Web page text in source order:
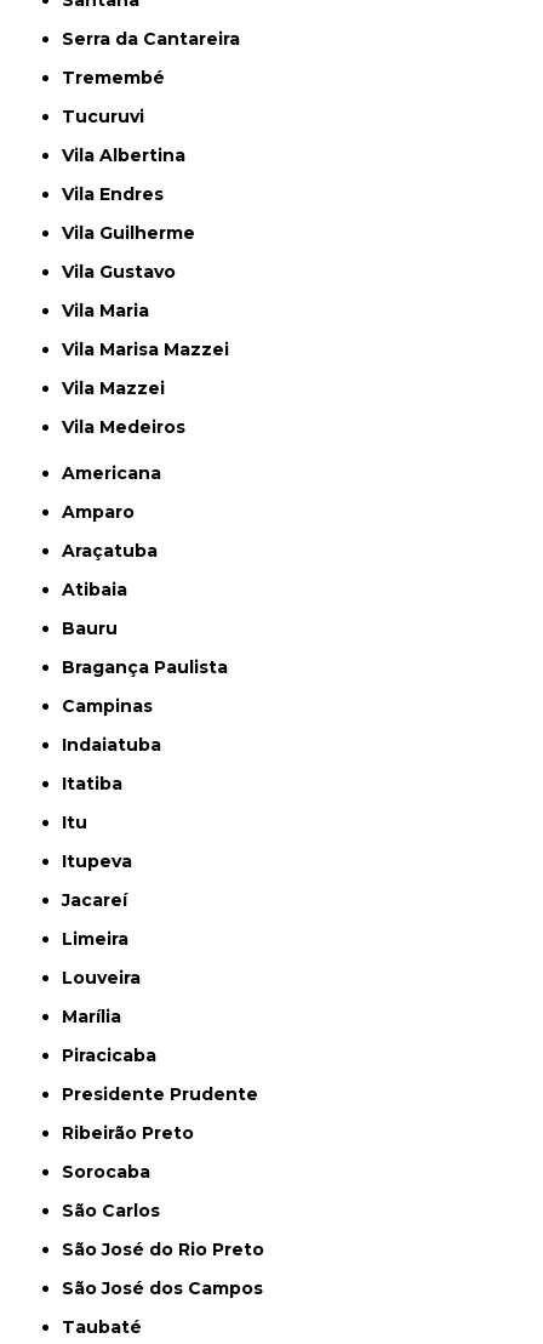
Serra da Cantareira
Tremembé
Tucuruvi
Vila Albertina
Vila Endres
Vila Guilherme
Vila Gustavo
Vila Maria
Vila Marisa Mazzei
Vila Mazzei
Vila Medeiros
Americana
Amparo
Araçatuba
Atibaia
Bauru
Bragança Paulista
Campinas
Indaiatuba
Itatiba
Itu
Itupeva
Jacareí
Limeira
Louveira
Marília
Piracicaba
Presidente Prudente
Ribeirão Preto
Sorocaba
São Carlos
São José do Rio Preto
São José dos Campos
Taubaté